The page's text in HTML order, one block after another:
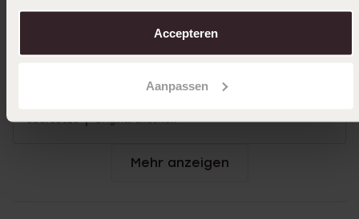
over in onscookiebeleid.
Accepteren
Aanpassen
16-12-2024 - Cecilia
Liebevolle Hilfe von sehr netten Damen
Übersetzt | Original ansehen
Mehr anzeigen